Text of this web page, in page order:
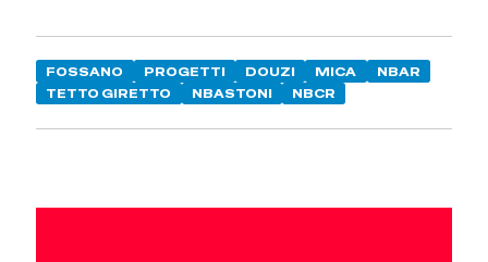
FOSSANO PROGETTI DOUZI MICA
NBAR
TETTO GIRETTO
NBASTONI NBCR